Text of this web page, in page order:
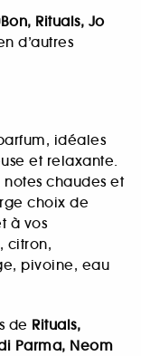
Rituals, Jo
d’autres
idéales
et relaxante.
notes chaudes et
choix de
à vos
citron,
pivoine, eau
de Rituals,
Parma, Neom